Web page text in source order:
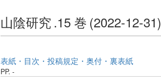
山陰研究 .15 巻 (2022-12-31)
表紙・目次・投稿規定・奥付・裏表紙
PP. -